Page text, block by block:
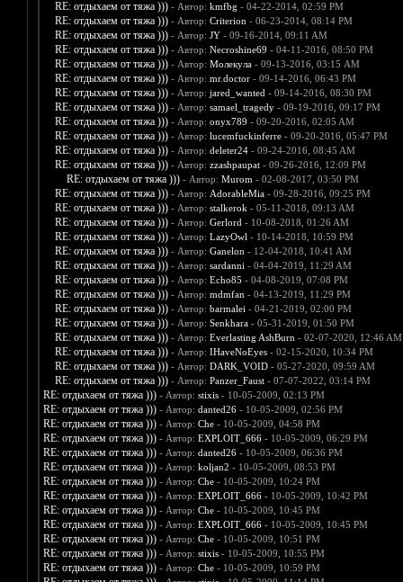
RE: отдыхаем от тяжа ))) - Автор: kmfbg - 04-22-2014, 02:59 PM
RE: отдыхаем от тяжа ))) - Автор: Criterion - 06-23-2014, 08:14 PM
RE: отдыхаем от тяжа ))) - Автор: JY- 09-16-2014, 09:11 AM
RE: отдыхаем от тяжа ))) - Автор: Necroshine69 - 04-11-2016, 08:50 PM
RE: отдыхаем от тяжа ))) - Автор: Молекула- 09-13-2016, 03:15 AM
RE: отдыхаем от тяжа ))) - Автор: mr.doctor- 09-14-2016, 06:43 PM
RE: отдыхаем от тяжа ))) - Автор: jared_wanted - 09-14-2016, 08:30 PM
RE: отдыхаем от тяжа ))) - Автор: samael_tragedy- 09-19-2016, 09:17 PM
RE: отдыхаем от тяжа ))) - Автор: onyx789 - 09-20-2016, 02:05 AM
RE: отдыхаем от тяжа ))) - Автор: lucemfuckinferre- 09-20-2016, 05:47 PM
RE: отдыхаем от тяжа ))) - Автор: deleter24- 09-24-2016, 08:45 AM
RE: отдыхаем от тяжа ))) - Автор: zzashpaupat- 09-26-2016, 12:09 PM
RE: отдыхаем от тяжа ))) - Автор: Murom - 02-08-2017, 03:50 PM
RE: отдыхаем от тяжа ))) - Автор: AdorableMia- 09-28-2016, 09:25 PM
RE: отдыхаем от тяжа ))) - Автор: stalkerok - 05-11-2018, 09:13 AM
RE: отдыхаем от тяжа ))) - Автор: Gerlord - 10-08-2018, 01:26 AM
RE: отдыхаем от тяжа ))) - Автор: LazyOwl - 10-14-2018, 10:59 PM
RE: отдыхаем от тяжа ))) - Автор: Ganelon - 12-04-2018, 10:41 AM
RE: отдыхаем от тяжа ))) - Автор: sardanni - 04-04-2019, 11:29 AM
RE: отдыхаем от тяжа ))) - Автор: Echo85 - 04-08-2019, 07:08 PM
RE: отдыхаем от тяжа ))) - Автор: mdmfan - 04-13-2019, 11:29 PM
RE: отдыхаем от тяжа ))) - Автор: barmalei - 04-21-2019, 02:00 PM
RE: отдыхаем от тяжа ))) - Автор: Senkhara- 05-31-2019, 01:50 PM
RE: отдыхаем от тяжа ))) - Автор: Everlasting AshBurn - 02-07-2020, 12:46 AM
RE: отдыхаем от тяжа ))) - Автор: IHaveNoEyes- 02-15-2020, 10:34 PM
RE: отдыхаем от тяжа ))) - Автор: DARK_VOID- 05-27-2020, 09:59 AM
RE: отдыхаем от тяжа ))) - Автор: Panzer_Faust- 07-07-2022, 03:14 PM
RE: отдыхаем от тяжа ))) - Автор: stixis- 10-05-2009, 02:13 PM
RE: отдыхаем от тяжа ))) - Автор: danted26- 10-05-2009, 02:56 PM
RE: отдыхаем от тяжа ))) - Автор: Che- 10-05-2009, 04:58 PM
RE: отдыхаем от тяжа ))) - Автор: EXPLOIT_666- 10-05-2009, 06:29 PM
RE: отдыхаем от тяжа ))) - Автор: danted26- 10-05-2009, 06:36 PM
RE: отдыхаем от тяжа ))) - Автор: koljan2 - 10-05-2009, 08:53 PM
RE: отдыхаем от тяжа ))) - Автор: Che- 10-05-2009, 10:24 PM
RE: отдыхаем от тяжа ))) - Автор: EXPLOIT_666- 10-05-2009, 10:42 PM
RE: отдыхаем от тяжа ))) - Автор: Che- 10-05-2009, 10:45 PM
RE: отдыхаем от тяжа ))) - Автор: EXPLOIT_666- 10-05-2009, 10:45 PM
RE: отдыхаем от тяжа ))) - Автор: Che- 10-05-2009, 10:51 PM
RE: отдыхаем от тяжа ))) - Автор: stixis- 10-05-2009, 10:55 PM
RE: отдыхаем от тяжа ))) - Автор: Che- 10-05-2009, 10:59 PM